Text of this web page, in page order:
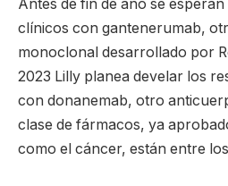
Antes de fin de año se
clínicos con gantenerumab,
monoclonal desarrollado por
2023 Lilly planea develar los
con donanemab, otro
clase de fármacos, ya
como el cáncer, están entre